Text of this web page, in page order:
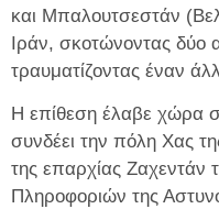
και Μπαλουτσεστάν
Ιράν, σκοτώνοντας δύο
τραυματίζοντας έναν
Η επίθεση έλαβε χώρα
συνδέει την πόλη Χας
της επαρχίας Ζαχεντάν
Πληροφοριών της